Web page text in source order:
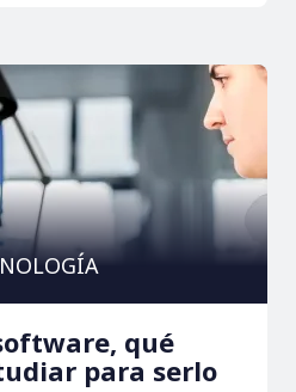
qué
para serlo